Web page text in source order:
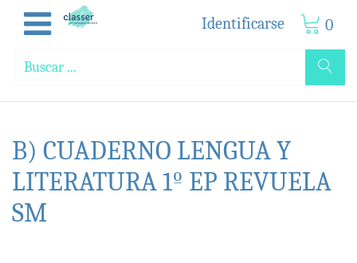
Identificarse 0
B) CUADERNO LENGUA Y
LITERATURA 1º EP REVUELA
SM